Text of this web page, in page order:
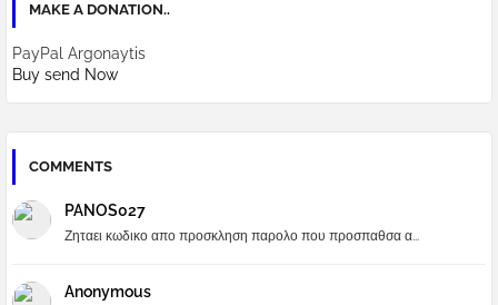
MAKE A DONATION..
PayPal Argonaytis
Buy send Now
COMMENTS
PANOS027
Ζηταει κωδικο απο προσκληση παρολο που προσπαθσα α...
Anonymous